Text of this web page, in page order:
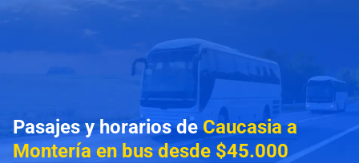
Pasajes y horarios deCaucasia a
Montería en bus desde $45.000